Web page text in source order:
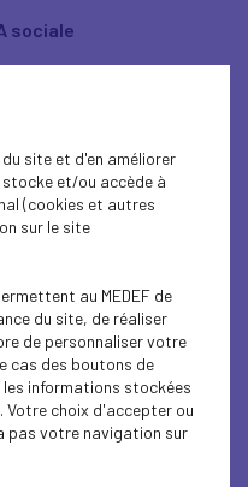
sociale
puisque 50 milliards
sociale se font
plus par la
la clarté dans ce
où la
le Préfon dans la
via les 150
spontanément, par
de
modestes, auxquels,
attentifs car il y a
en France, on voit
des ménages
Or il n'y a pas
on peut augmenter
pas les dépenses
site et d'en améliorer
stocke et/ou accède à
(cookies et autres
sur le site
au MEDEF de
du site, de réaliser
de personnaliser votre
cas des boutons de
informations stockées
Votre choix d'accepter ou
pas votre navigation sur